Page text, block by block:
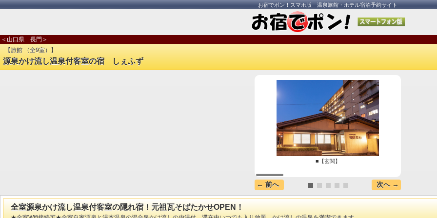
お宿でポン！スマホ版 温泉旅館・ホテル宿泊予約サイト
＜山口県 長門＞
【旅館 （全9室）】
源泉かけ流し温泉付客室の宿 しぇふず
■【玄関】
← 前へ 次へ →
全室源泉かけ流し温泉付客室の隠れ宿！元祖瓦そばたかせOPEN！